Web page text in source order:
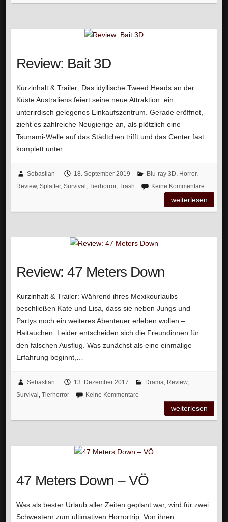
Review: Bait 3D
Kurzinhalt & Trailer: Das idyllische Tweed Heads an der
Küste Australiens feiert seine neue Attraktion: ein
unterirdisch gelegenes Einkaufszentrum. Gerade eröffnet,
zieht es zahlreiche Neugierige an, als plötzlich eine
Tsunami-Welle auf das Städtchen trifft und das Center fast
komplett unter…
Sebastian 18. September 2019 Blu-ray 3D, Horror,
Review, Splatter, Survival , Tierhorror, Trash Keine Kommentare
weiterlesen
Review: 47 Meters Down
Kurzinhalt & Trailer: Während ihres Mexikourlaubs
beschließen Kate und Lisa, dass sie neben Jungs und
Partys noch ein weiteres Abenteuer erleben wollen –
Haitauchen. Leider entscheiden sich die Freundinnen für
den falschen Ausflug. Was zunächst als eine einmalige
Erfahrung beginnt,…
Sebastian 13. Dezember 2017 Drama, Review,
Survival , Tierhorror Keine Kommentare
weiterlesen
47 Meters Down – VÖ
Was als bester Urlaub aller Zeiten geplant war, wird für zwei
Schwestern zum ultimativen Horrortrip. Von ihren